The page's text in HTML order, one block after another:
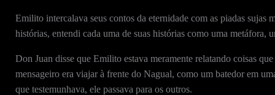
Emilito intercalava seus contos da eternidade com as piadas sujas
histórias, entendi cada uma de suas histórias como uma metáfora,
Don Juan disse que Emilito estava meramente relatando coisas
mensageiro era viajar à frente do Nagual, como um batedor em
que testemunhava, ele passava para os outros.